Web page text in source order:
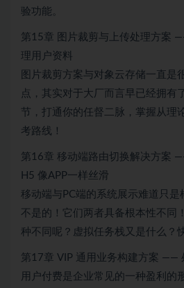
验功能。
第15章 图片裁剪与上传处理方案
理用户资料
图片裁剪方案与对象云存储一直是
点，其实对于大厂而言早已经拥有
节，打通你的任督二脉，掌握从理
考路线！
第16章 移动端路由切换解决方案
H5 像APP一样丝滑
移动端与PC端的系统展示难道只是
不是的！它们两者具备根本性不同
种不同呢？虚拟任务栈又是什么？
第17章 VIP 通用业务构建方案 ——
用户付费是企业常见的一种盈利的